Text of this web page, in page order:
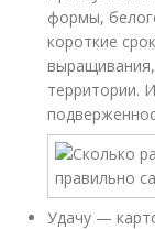
формы,
короткие
территории.
Удачу —